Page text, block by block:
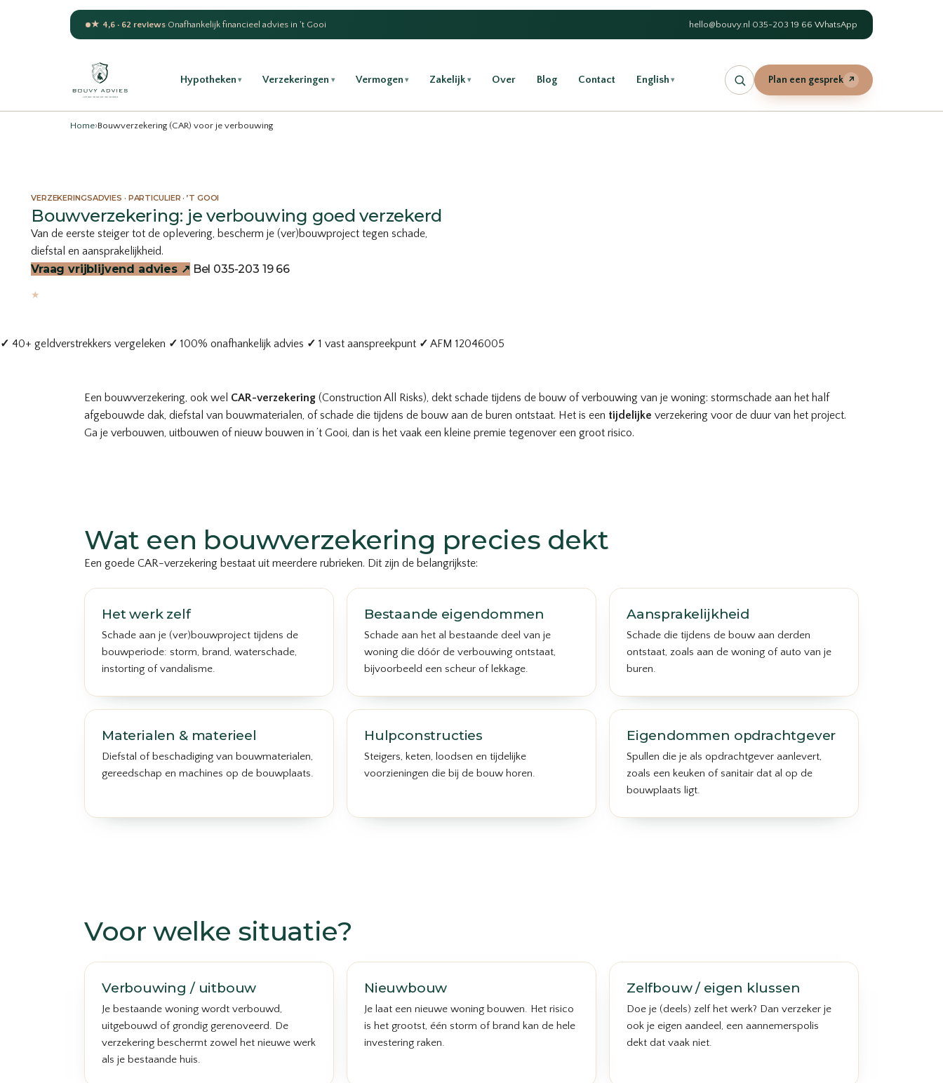
★ 4,6 · 62 reviews·Onafhankelijk financieel advies in 't Gooi hello@bouvy.nl ·035-203 19 66·WhatsApp
Hypotheken ▾ Verzekeringen ▾ Vermogen ▾ Zakelijk ▾ Over Blog Contact English ▾ Plan een gesprek ↗
Home›Bouwverzekering (CAR) voor je verbouwing
VERZEKERINGSADVIES · PARTICULIER · ’T GOOI
Bouwverzekering: je verbouwing goed verzekerd
Van de eerste steiger tot de oplevering, bescherm je (ver)bouwproject tegen schade,
diefstal en aansprakelijkheid.
Vraag vrijblijvend advies ↗ Bel 035-203 19 66
★
✓ 40+ geldverstrekkers vergeleken ✓ 100% onafhankelijk advies ✓ 1 vast aanspreekpunt ✓ AFM 12046005
Een bouwverzekering, ook wel CAR-verzekering (Construction All Risks), dekt schade tijdens de bouw of verbouwing van je woning: stormschade aan het half
afgebouwde dak, diefstal van bouwmaterialen, of schade die tijdens de bouw aan de buren ontstaat. Het is een tijdelijke verzekering voor de duur van het project.
Ga je verbouwen, uitbouwen of nieuw bouwen in ’t Gooi, dan is het vaak een kleine premie tegenover een groot risico.
Wat een bouwverzekering precies dekt
Een goede CAR-verzekering bestaat uit meerdere rubrieken. Dit zijn de belangrijkste:
Het werk zelf
Schade aan je (ver)bouwproject tijdens de
bouwperiode: storm, brand, waterschade,
instorting of vandalisme.
Bestaande eigendommen
Schade aan het al bestaande deel van je
woning die dóór de verbouwing ontstaat,
bijvoorbeeld een scheur of lekkage.
Aansprakelijkheid
Schade die tijdens de bouw aan derden
ontstaat, zoals aan de woning of auto van je
buren.
Materialen & materieel
Diefstal of beschadiging van bouwmaterialen,
gereedschap en machines op de bouwplaats.
Hulpconstructies
Steigers, keten, loodsen en tijdelijke
voorzieningen die bij de bouw horen.
Eigendommen opdrachtgever
Spullen die je als opdrachtgever aanlevert,
zoals een keuken of sanitair dat al op de
bouwplaats ligt.
Voor welke situatie?
Verbouwing / uitbouw
Je bestaande woning wordt verbouwd,
uitgebouwd of grondig gerenoveerd. De
verzekering beschermt zowel het nieuwe werk
als je bestaande huis.
Nieuwbouw
Je laat een nieuwe woning bouwen. Het risico
is het grootst, één storm of brand kan de hele
investering raken.
Zelfbouw / eigen klussen
Doe je (deels) zelf het werk? Dan verzeker je
ook je eigen aandeel, een aannemerspolis
dekt dat vaak niet.